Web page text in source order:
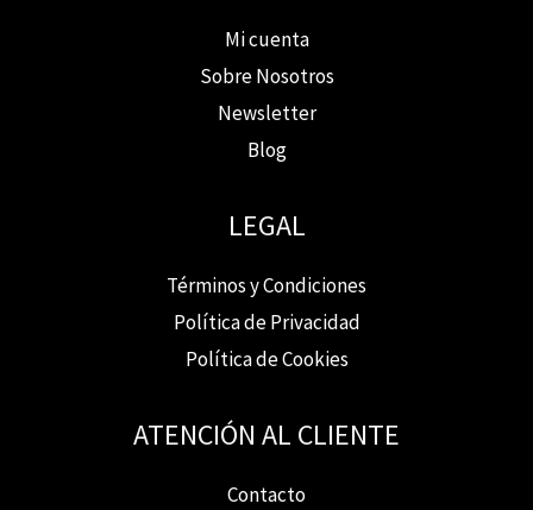
Mi cuenta
Sobre Nosotros
Newsletter
Blog
LEGAL
Términos y Condiciones
Política de Privacidad
Política de Cookies
ATENCIÓN AL CLIENTE
Contacto